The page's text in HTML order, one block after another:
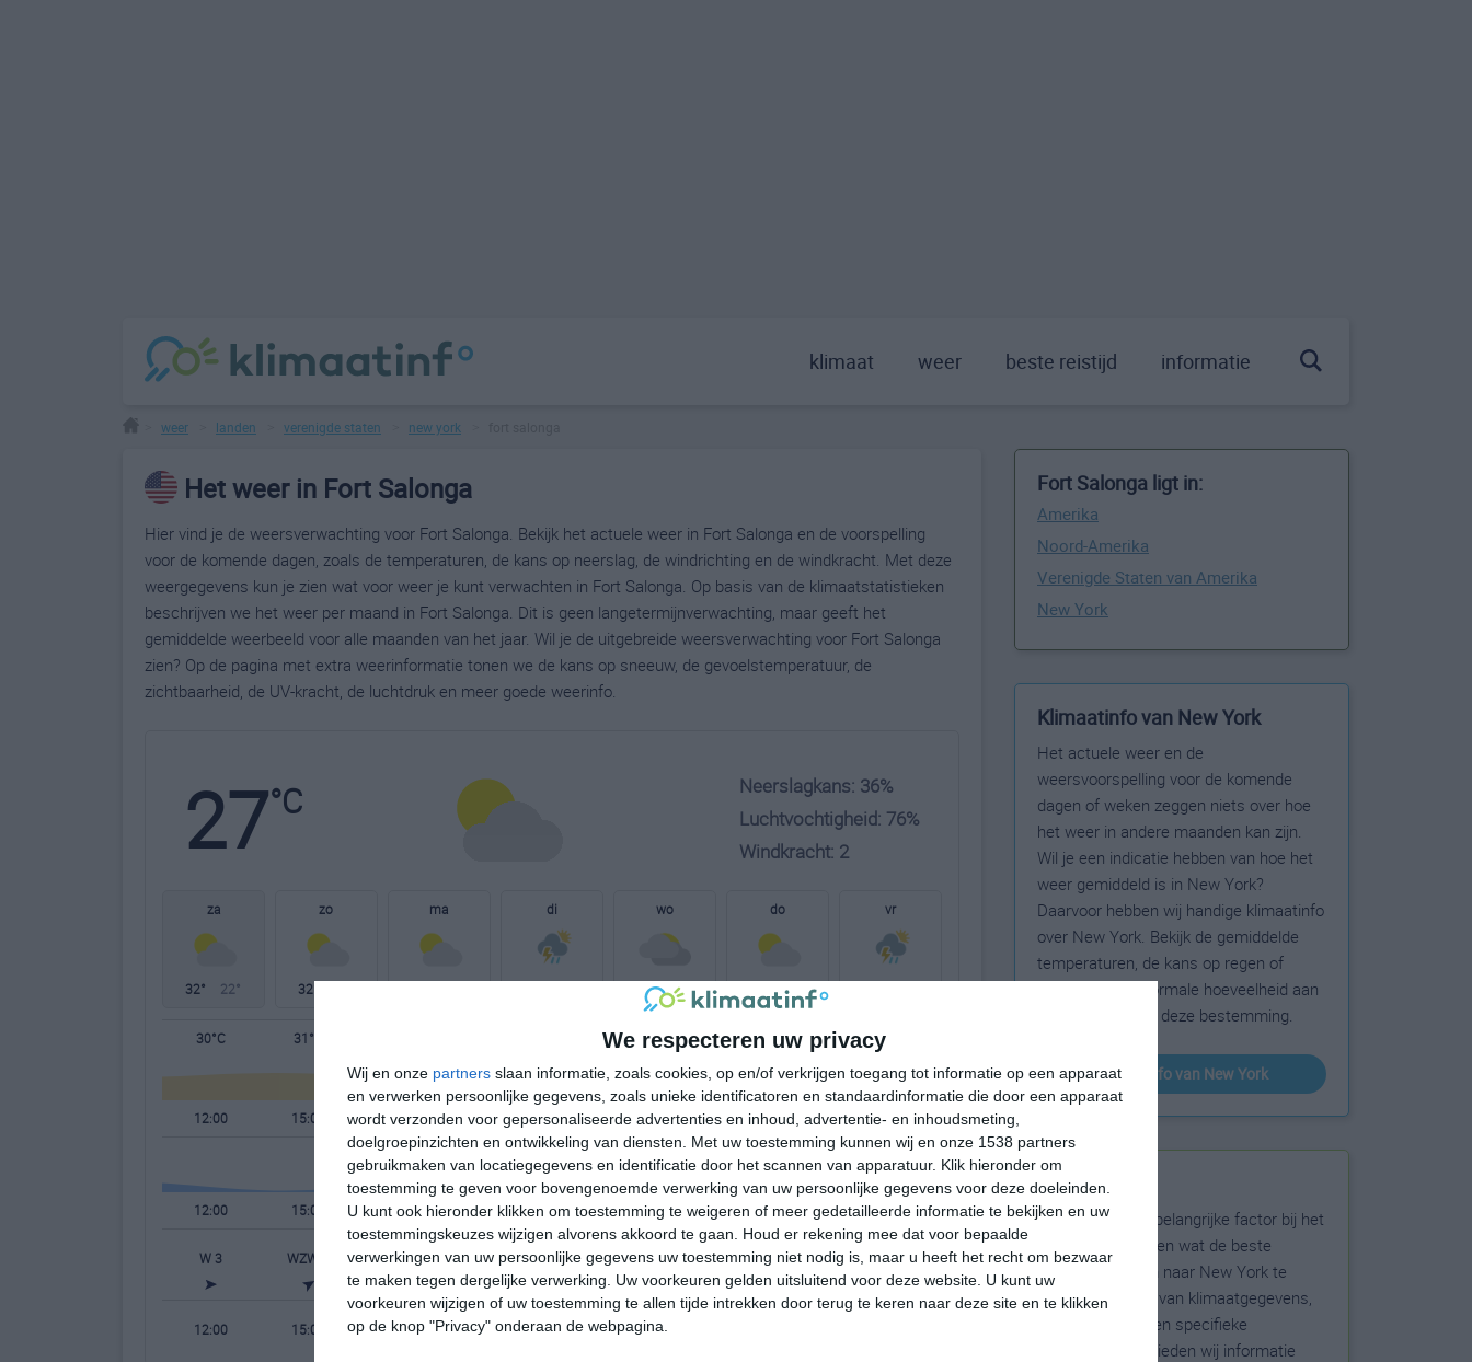
We respecteren uw privacy
Wij en onze partners slaan informatie, zoals cookies, op en/of verkrijgen toegang tot informatie op een apparaat
en verwerken persoonlijke gegevens, zoals unieke identificatoren en standaardinformatie die door een apparaat
wordt verzonden voor gepersonaliseerde advertenties en inhoud, advertentie- en inhoudsmeting,
doelgroepinzichten en ontwikkeling van diensten.
Met uw toestemming kunnen wij en onze 1538 partners
gebruikmaken van locatiegegevens en identificatie door het scannen van apparatuur. Klik hieronder om
toestemming te geven voor bovengenoemde verwerking van uw persoonlijke gegevens voor deze doeleinden.
U kunt ook hieronder klikken om toestemming te weigeren of meer gedetailleerde informatie te bekijken en uw
toestemmingskeuzes wijzigen alvorens akkoord te gaan.
Houd er rekening mee dat voor bepaalde
verwerkingen van uw persoonlijke gegevens uw toestemming niet nodig is, maar u heeft het recht om bezwaar
te maken tegen dergelijke verwerking. Uw voorkeuren gelden uitsluitend voor deze website. U kunt uw
voorkeuren wijzigen of uw toestemming te allen tijde intrekken door terug te keren naar deze site en te klikken
op de knop "Privacy" onderaan de webpagina.
klimaat weer beste reistijd informatie
weer landen verenigde staten new york
Het weer in Fort Salonga
Hier vind je de weersverwachting voor Fort Salonga. Bekijk het actuele weer in Fort Salonga en de voorspelling
voor de komende dagen, zoals de temperaturen, de kans op neerslag, de windrichting en de windkracht. Met deze
weergegevens kun je zien wat voor weer je kunt verwachten in Fort Salonga. Op basis van de klimaatstatistieken
beschrijven we het weer per maand in Fort Salonga. Dit is geen langetermijnverwachting, maar geeft het
gemiddelde weerbeeld voor alle maanden van het jaar. Wil je de uitgebreide weersverwachting voor Fort Salonga
zien? Op de pagina met extra weerinformatie tonen we de kans op sneeuw, de gevoelstemperatuur, de
zichtbaarheid, de UV-kracht, de luchtdruk en meer goede weerinfo.
27°C
Neerslagkans: 36%
Luchtvochtigheid: 76%
Windkracht: 2
za
32° 22°
zo
32°
ma di wo
30° 21°
do
20°
vr
30°C 31°C 25°C 24°C 23°C 27°C
12:00 15:00 18:00 21:00 00:00 03:00 06:00 09:00
12:00 15:00 18:00 21:00 00:00 03:00 06:00 09:00
W 3 WZW 3 ZW 3 ZW 3 WZW 2 WZW 2 WZW 2 W 2
12:00 15:00 18:00 21:00 00:00
Fort Salonga ligt in:
Amerika
Noord-Amerika
Verenigde Staten van Amerika
New York
Klimaatinfo van New York
Het actuele weer en de
weersvoorspelling voor de komende
dagen of weken zeggen niets over hoe
het weer in andere maanden kan zijn.
Wil je een indicatie hebben van hoe het
weer gemiddeld is in New York?
Daarvoor hebben wij handige klimaatinfo
over New York. Bekijk de gemiddelde
temperaturen, de kans op regen of
sneeuw en de normale hoeveelheid aan
zonneschijn voor deze bestemming.
klimaatinfo van New York
Beste reistijd
Het weer is een belangrijke factor bij het
reizen. Wil je weten wat de beste
maanden zijn om naar New York te
reizen? Op basis van klimaatgegevens,
weersextremen en specifieke
weerinformatie bieden wij informatie